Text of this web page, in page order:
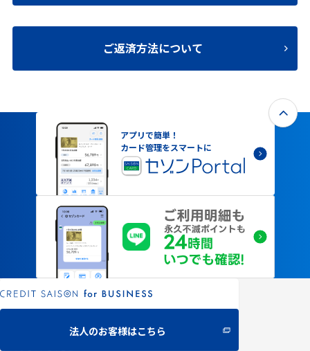
ご返済方法について
アプリで簡単！
カード管理をスマートに
法人のお客様はこちら